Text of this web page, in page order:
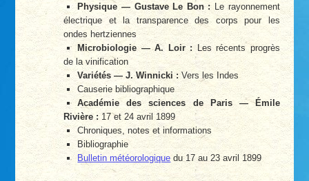
Physique — Gustave Le Bon : Le rayonnement
électrique et la transparence des corps pour les
ondes hertziennes
Microbiologie — A. Loir : Les récents progrès
de la vinification
Variétés — J. Winnicki : Vers les Indes
Causerie bibliographique
Académie des sciences de Paris — Émile
Rivière : 17 et 24 avril 1899
Chroniques, notes et informations
Bibliographie
Bulletin météorologique du 17 au 23 avril 1899